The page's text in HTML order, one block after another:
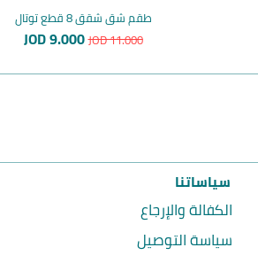
طقم شق شقق 8 قطع توتال
سعر عادي
JOD 11.000سعر البيع
JOD 9.000
سياساتنا
الكفالة والإرجاع
سياسة التوصيل